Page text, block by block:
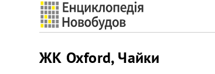
ЖК Oxford, Чайки